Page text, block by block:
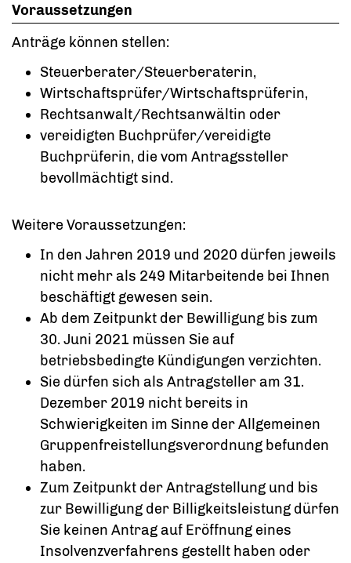
Voraussetzungen
Anträge können stellen:
Steuerberater/Steuerberaterin,
Wirtschaftsprüfer/Wirtschaftsprüferin,
Rechtsanwalt/Rechtsanwältin oder
vereidigten Buchprüfer/vereidigte
Buchprüferin, die vom Antragssteller
bevollmächtigt sind.
Weitere Voraussetzungen:
In den Jahren 2019 und 2020 dürfen jeweils
nicht mehr als 249 Mitarbeitende bei Ihnen
beschäftigt gewesen sein.
Ab dem Zeitpunkt der Bewilligung bis zum
30. Juni 2021 müssen Sie auf
betriebsbedingte Kündigungen verzichten.
Sie dürfen sich als Antragsteller am 31.
Dezember 2019 nicht bereits in
Schwierigkeiten im Sinne der Allgemeinen
Gruppenfreistellungsverordnung befunden
haben.
Zum Zeitpunkt der Antragstellung und bis
zur Bewilligung der Billigkeitsleistung dürfen
Sie keinen Antrag auf Eröffnung eines
Insolvenzverfahrens gestellt haben oder